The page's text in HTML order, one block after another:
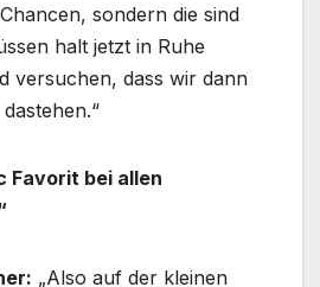
sondern die sind
halt jetzt in Ruhe
versuchen, dass wir dann
Favorit bei allen
„Also auf der kleinen